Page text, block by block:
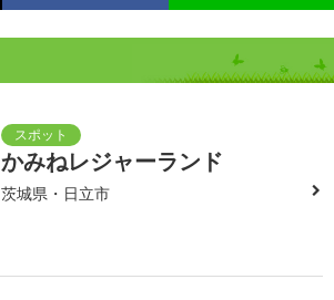
かみねレジャーランド
茨城県・日立市